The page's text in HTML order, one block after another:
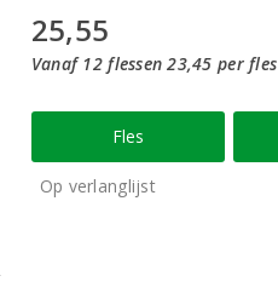
25,55
Vanaf 12 flessen 23,45 per fles
Fles
Op verlanglijst